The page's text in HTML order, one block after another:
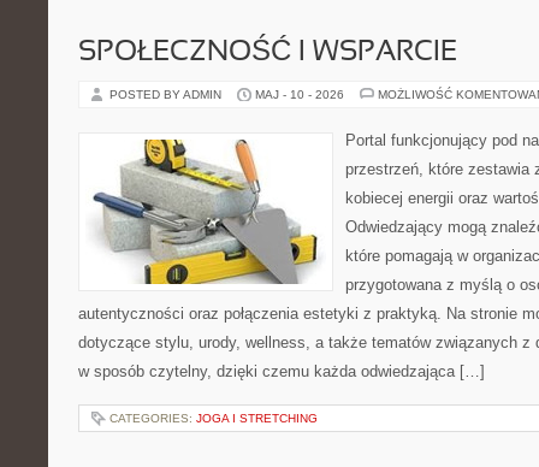
SPOŁECZNOŚĆ I WSPARCIE
POSTED BY ADMIN MAJ - 10 - 2026 MOŻLIWOŚĆ
Portal funkcjonujący pod
przestrzeń, które zestawia
kobiecej energii oraz
Odwiedzający mogą
które pomagają w
przygotowana z myślą o
autentyczności oraz połączenia estetyki z praktyką. Na stronie
dotyczące stylu, urody, wellness, a także tematów związanych z
w sposób czytelny, dzięki czemu każda odwiedzająca […]
CATEGORIES: JOGA I STRETCHING